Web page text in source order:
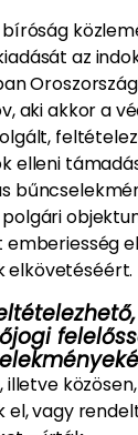
az
aki akkor a
elleni
elkövetéséért.
illetve
vagy